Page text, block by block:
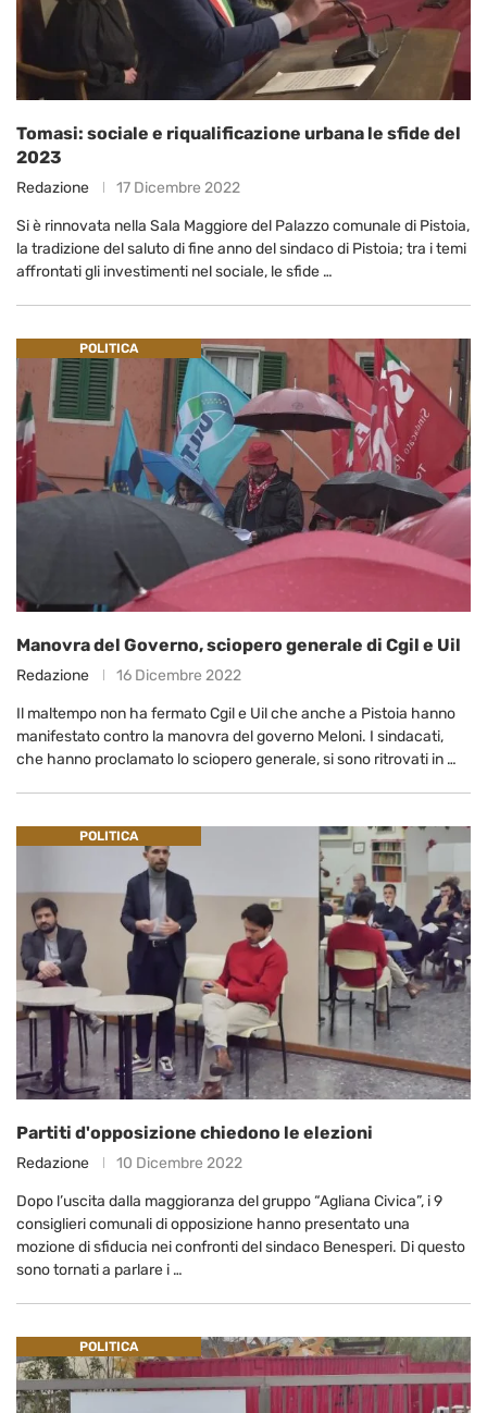
Tomasi: sociale e riqualificazione urbana le sfide del
2023
Redazione 17 Dicembre 2022
Si è rinnovata nella Sala Maggiore del Palazzo comunale di Pistoia,
la tradizione del saluto di fine anno del sindaco di Pistoia; tra i temi
affrontati gli investimenti nel sociale, le sfide …
POLITICA
Manovra del Governo, sciopero generale di Cgil e Uil
Redazione 16 Dicembre 2022
Il maltempo non ha fermato Cgil e Uil che anche a Pistoia hanno
manifestato contro la manovra del governo Meloni. I sindacati,
che hanno proclamato lo sciopero generale, si sono ritrovati in …
POLITICA
Partiti d'opposizione chiedono le elezioni
Redazione 10 Dicembre 2022
Dopo l’uscita dalla maggioranza del gruppo “Agliana Civica”, i 9
consiglieri comunali di opposizione hanno presentato una
mozione di sfiducia nei confronti del sindaco Benesperi. Di questo
sono tornati a parlare i …
POLITICA